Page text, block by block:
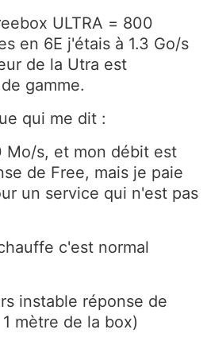
ULTRA = 800
en 6E j'étais à 1.3 Go/s
de la Utra est
gamme.
qui me dit :
Mo/s, et mon débit est
de Free, mais je paie
un service qui n'est pas
c'est normal
instable réponse de
mètre de la box)